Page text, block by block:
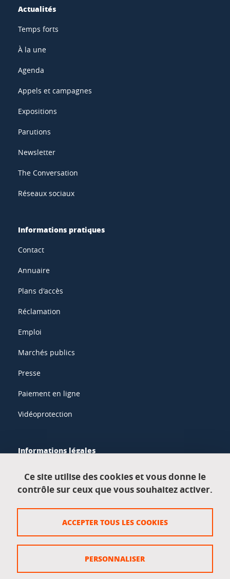
Actualités
Temps forts
À la une
Agenda
Appels et campagnes
Expositions
Parutions
Newsletter
The Conversation
Réseaux sociaux
Informations pratiques
Contact
Annuaire
Plans d'accès
Réclamation
Emploi
Marchés publics
Presse
Paiement en ligne
Vidéoprotection
Informations légales
Données personnelles
Crédits
Gestion des cookies
Ce site utilise des cookies et vous donne le
contrôle sur ceux que vous souhaitez activer.
ACCEPTER TOUS LES COOKIES
PERSONNALISER